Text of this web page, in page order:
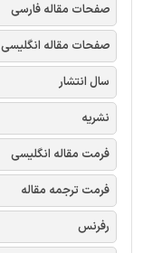
صفحات مقاله فارسی
صفحات مقاله انگلیسی
سال انتشار
نشریه
فرمت مقاله انگلیسی
فرمت ترجمه مقاله
رفرنس